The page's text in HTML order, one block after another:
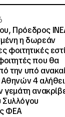
Πρόεδρος
η δωρεάν
φοιτητικές
που θα
την υπό
Αθηνών 4
γεμάτη
Συλλόγου
ΦΕΑ